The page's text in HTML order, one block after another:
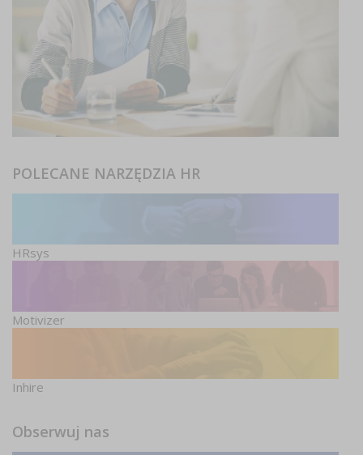
POLECANE NARZĘDZIA HR
HRsys
Motivizer
Inhire
Obserwuj nas